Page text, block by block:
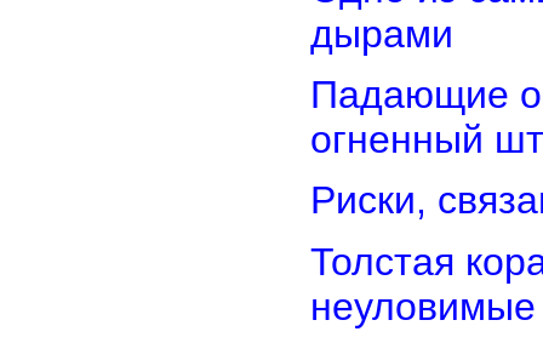
дырами
Падающие
огненный
Риски,
Толстая